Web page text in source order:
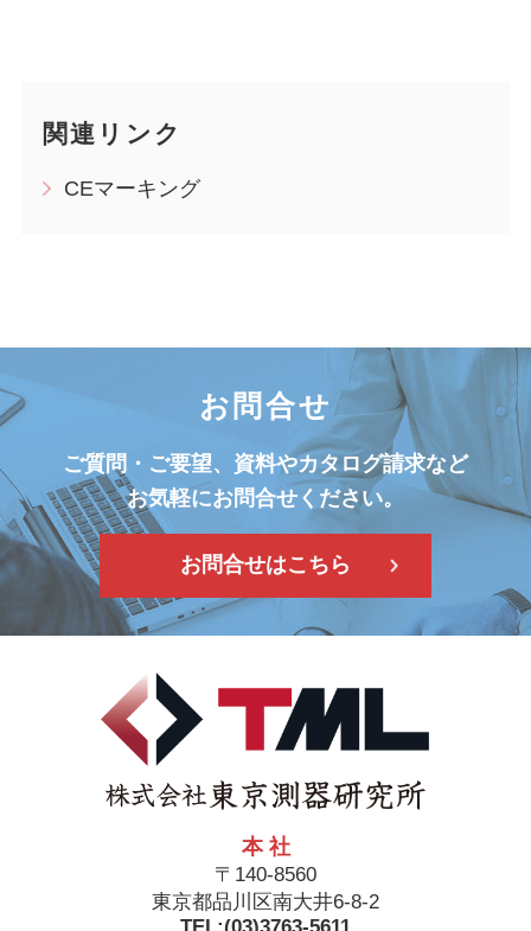
関連リンク
CEマーキング
お問合せ
ご質問・ご要望、資料やカタログ請求など
お気軽にお問合せください。
お問合せはこちら
本 社
〒140-8560
東京都品川区南大井6-8-2